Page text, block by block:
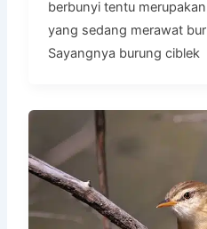
berbunyi tentu
yang sedang merawat
Sayangnya burung ciblek